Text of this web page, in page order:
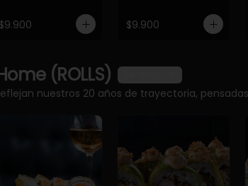
$9.900 $9.900
(ROLLS)
nuestros 20 años de trayectoria,